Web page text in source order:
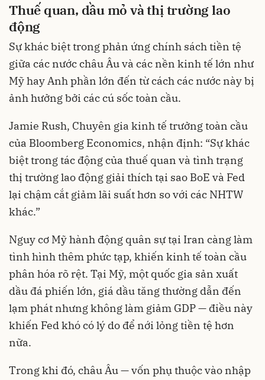
Thuế quan, dầu mỏ và thị trường lao
động
Sự khác biệt trong phản ứng chính sách tiền tệ
giữa các nước châu Âu và các nền kinh tế lớn như
Mỹ hay Anh phần lớn đến từ cách các nước này bị
ảnh hưởng bởi các cú sốc toàn cầu.
Jamie Rush, Chuyên gia kinh tế trưởng toàn cầu
của Bloomberg Economics, nhận định: “Sự khác
biệt trong tác động của thuế quan và tình trạng
thị trường lao động giải thích tại sao BoE và Fed
lại chậm cắt giảm lãi suất hơn so với các NHTW
khác.”
Nguy cơ Mỹ hành động quân sự tại Iran càng làm
tình hình thêm phức tạp, khiến kinh tế toàn cầu
phân hóa rõ rệt. Tại Mỹ, một quốc gia sản xuất
dầu đá phiến lớn, giá dầu tăng thường dẫn đến
lạm phát nhưng không làm giảm GDP — điều này
khiến Fed khó có lý do để nới lỏng tiền tệ hơn
nữa.
Trong khi đó, châu Âu — vốn phụ thuộc vào nhập